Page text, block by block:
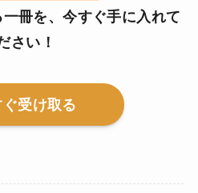
冊を、今すぐ手に入れて
さい！
受け取る